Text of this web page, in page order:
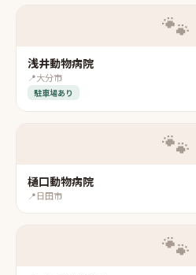
🐾
浅井動物病院
📍大分市
駐車場あり
🐾
樋口動物病院
📍日田市
🐾